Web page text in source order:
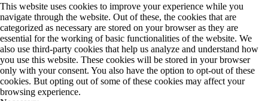
This website uses cookies to improve your experience while you
navigate through the website. Out of these, the cookies that are
categorized as necessary are stored on your browser as they are
essential for the working of basic functionalities of the website. We
also use third-party cookies that help us analyze and understand how
you use this website. These cookies will be stored in your browser
only with your consent. You also have the option to opt-out of these
cookies. But opting out of some of these cookies may affect your
browsing experience.